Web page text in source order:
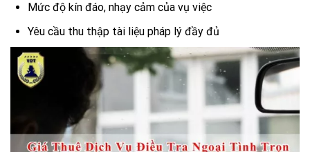
Mức độ kín đáo, nhạy cảm của vụ việc
Yêu cầu thu thập tài liệu pháp lý đầy đủ